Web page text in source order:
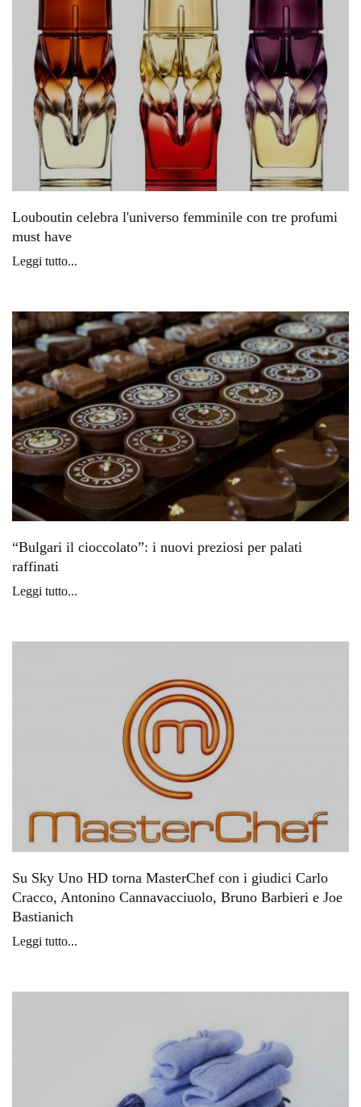
Louboutin celebra l'universo femminile con tre profumi
must have
Leggi tutto...
“Bulgari il cioccolato”: i nuovi preziosi per palati
raffinati
Leggi tutto...
Su Sky Uno HD torna MasterChef con i giudici Carlo
Cracco, Antonino Cannavacciuolo, Bruno Barbieri e Joe
Bastianich
Leggi tutto...